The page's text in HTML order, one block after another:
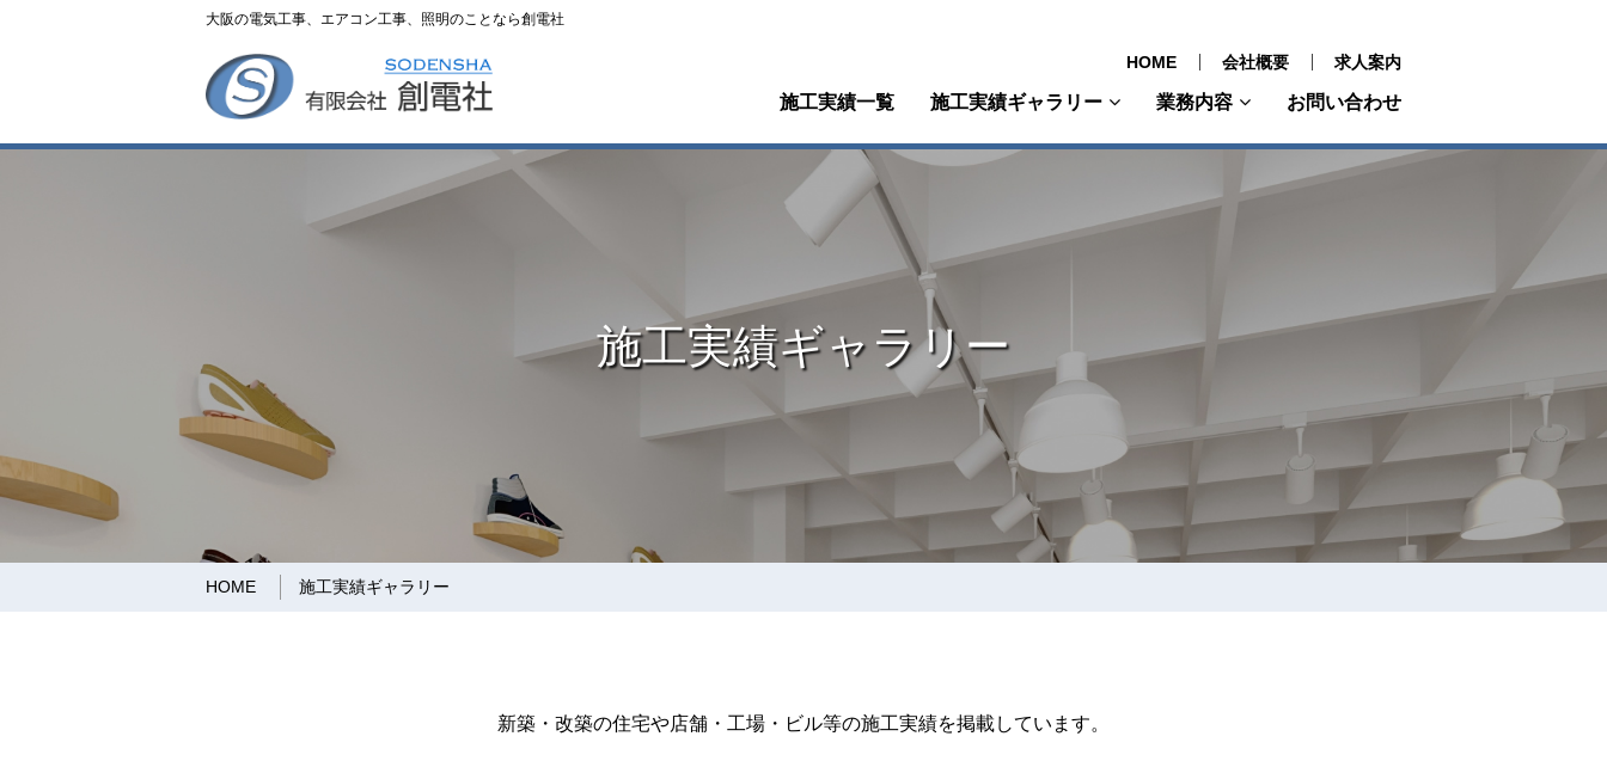
大阪の電気工事、エアコン工事、照明のことなら創電社
HOME 会社概要 求人案内
施工実績一覧 施工実績ギャラリー 業務内容 お問い合わせ
施工実績ギャラリー
HOME 施工実績ギャラリー
新築・改築の住宅や店舗・工場・ビル等の施工実績を掲載しています。